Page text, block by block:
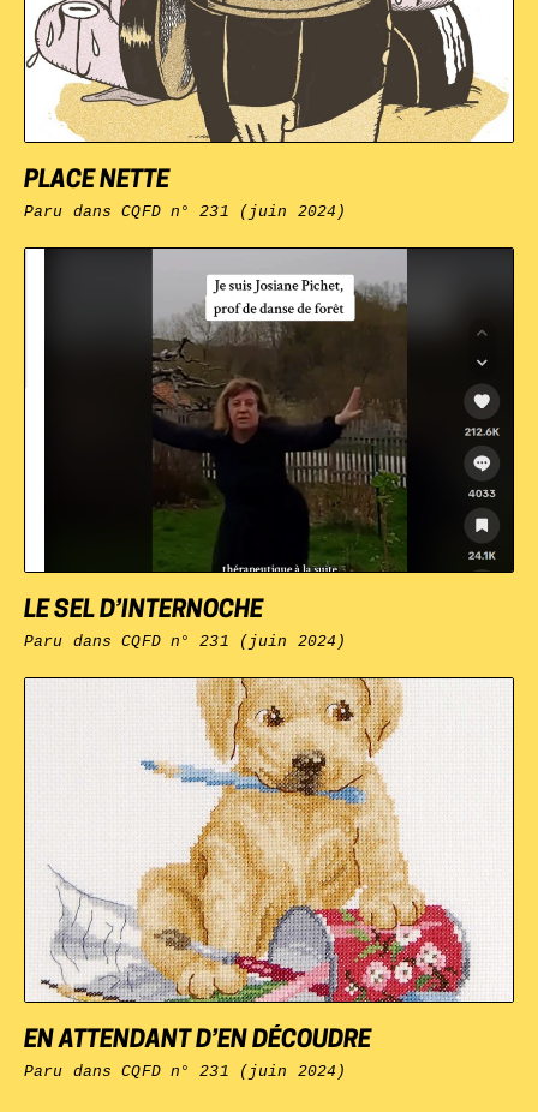
EN ATTENDANT D’EN DÉCOUDRE
Paru dansCQFD n° 231 (juin 2024)
LE SEL D’INTERNOCHE
Paru dansCQFD n° 231 (juin 2024)
PLACE NETTE
Paru dansCQFD n° 231 (juin 2024)